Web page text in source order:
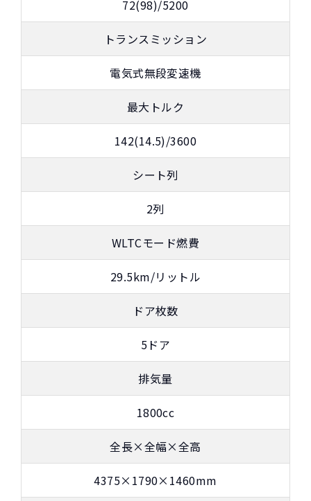
カーリースって結局ローンで
総支払い金額を比べれば一目
瞭然！
圧倒的な安さがお分かりいた
だけます。
新車に乗りたいけど、まとまったお金がない。
頭金・ボーナス払い・車検が不要！
月額以外は一切不要の定額料
金
たしかに安いけど、自分のものにならないんで
所有の方がリスクがいっぱい！
3年ごとに新車に乗換えるカ
ーライフ
※車種により契約年数は異なります
自動車ローンで所有した場合
72(98)/5200
トランスミッション
電気式無段変速機
最大トルク
142(14.5)/3600
シート列
2列
WLTCモード燃費
29.5km/リットル
ドア枚数
5ドア
排気量
1800cc
全長×全幅×全高
4375×1790×1460mm